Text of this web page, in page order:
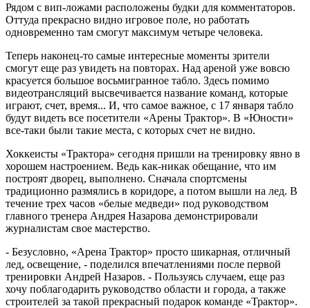
Рядом с вип-ложами расположены будки для комментаторов.
Оттуда прекрасно видно игровое поле, но работать
одновременно там смогут максимум четыре человека.
Теперь наконец-то самые интересные моменты зрители
смогут еще раз увидеть на повторах. Над ареной уже вовсю
красуется большое восьмигранное табло. Здесь помимо
видеотрансляций высвечивается название команд, которые
играют, счет, время... И, что самое важное, с 17 января табло
будут видеть все посетители «Арены Трактор». В «Юности»
все-таки были такие места, с которых счет не видно.
Хоккеисты «Трактора» сегодня пришли на тренировку явно в
хорошем настроением. Ведь как-никак обещание, что им
построят дворец, выполнено. Сначала спортсмены
традиционно размялись в коридоре, а потом вышли на лед. В
течение трех часов «белые медведи» под руководством
главного тренера Андрея Назарова демонстрировали
журналистам свое мастерство.
- Безусловно, «Арена Трактор» просто шикарная, отличный
лед, освещение, - поделился впечатлениями после первой
тренировки Андрей Назаров. - Пользуясь случаем, еще раз
хочу поблагодарить руководство области и города, а также
строителей за такой прекрасный подарок команде «Трактор».